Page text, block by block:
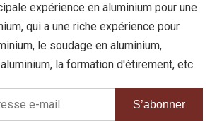
expérience en aluminium pour une
qui a une riche expérience pour
le soudage en aluminium,
la formation d'étirement, etc.
S’abonner